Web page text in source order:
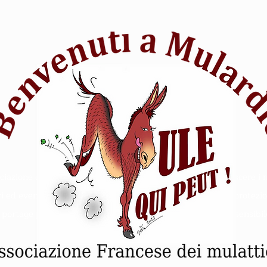
di appassionati di equitazione che vuole far conoscere i
ed eventi. Animale Mulo soccorso equitazione - Rifugio
- portage pipistrello escursioni - competizione intelligenza sensibile